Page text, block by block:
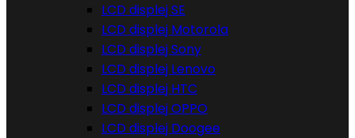
LCD displej SE
LCD displej Motorola
LCD displej Sony
LCD displej Lenovo
LCD displej HTC
LCD displej OPPO
LCD displej Doogee